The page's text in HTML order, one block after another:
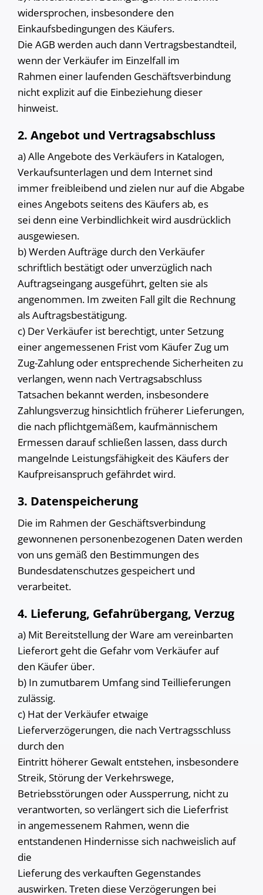
widersprochen, insbesondere den
Einkaufsbedingungen des Käufers.
Die AGB werden auch dann Vertragsbestandteil,
wenn der Verkäufer im Einzelfall im
Rahmen einer laufenden Geschäftsverbindung
nicht explizit auf die Einbeziehung dieser
hinweist.
2. Angebot und Vertragsabschluss
a) Alle Angebote des Verkäufers in Katalogen,
Verkaufsunterlagen und dem Internet sind
immer freibleibend und zielen nur auf die Abgabe
eines Angebots seitens des Käufers ab, es
sei denn eine Verbindlichkeit wird ausdrücklich
ausgewiesen.
b) Werden Aufträge durch den Verkäufer
schriftlich bestätigt oder unverzüglich nach
Auftragseingang ausgeführt, gelten sie als
angenommen. Im zweiten Fall gilt die Rechnung
als Auftragsbestätigung.
c) Der Verkäufer ist berechtigt, unter Setzung
einer angemessenen Frist vom Käufer Zug um
Zug-Zahlung oder entsprechende Sicherheiten zu
verlangen, wenn nach Vertragsabschluss
Tatsachen bekannt werden, insbesondere
Zahlungsverzug hinsichtlich früherer Lieferungen,
die nach pflichtgemäßem, kaufmännischem
Ermessen darauf schließen lassen, dass durch
mangelnde Leistungsfähigkeit des Käufers der
Kaufpreisanspruch gefährdet wird.
3. Datenspeicherung
Die im Rahmen der Geschäftsverbindung
gewonnenen personenbezogenen Daten werden
von uns gemäß den Bestimmungen des
Bundesdatenschutzes gespeichert und
verarbeitet.
4. Lieferung, Gefahrübergang, Verzug
a) Mit Bereitstellung der Ware am vereinbarten
Lieferort geht die Gefahr vom Verkäufer auf
den Käufer über.
b) In zumutbarem Umfang sind Teillieferungen
zulässig.
c) Hat der Verkäufer etwaige
Lieferverzögerungen, die nach Vertragsschluss
durch den
Eintritt höherer Gewalt entstehen, insbesondere
Streik, Störung der Verkehrswege,
Betriebsstörungen oder Aussperrung, nicht zu
verantworten, so verlängert sich die Lieferfrist
in angemessenem Rahmen, wenn die
entstandenen Hindernisse sich nachweislich auf
die
Lieferung des verkauften Gegenstandes
auswirken. Treten diese Verzögerungen bei